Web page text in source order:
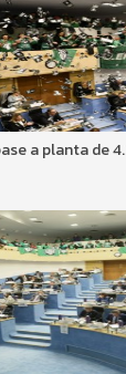
a planta de